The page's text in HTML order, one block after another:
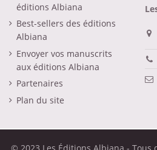
éditions Albiana
Best-sellers des éditions
Albiana
Envoyer vos manuscrits
aux éditions Albiana
Partenaires
Plan du site